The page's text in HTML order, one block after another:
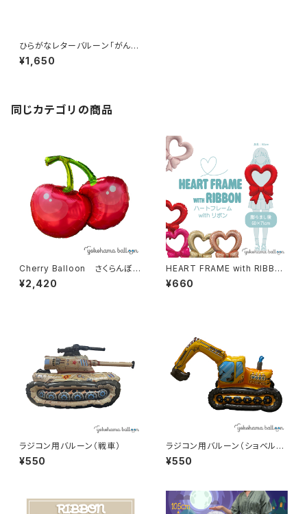
ひらがなレターバルーン｢がんば
れ｣
¥1,650
同じカテゴリの商品
Cherry Balloon さくらんぼ
風船（10個入）
¥2,420
HEART FRAME with RIBBO
N ハート&リボンフレームバル
ーン
¥660
ラジコン用バルーン（戦車）
¥550
ラジコン用バルーン（ショベルカ
ー）
¥550